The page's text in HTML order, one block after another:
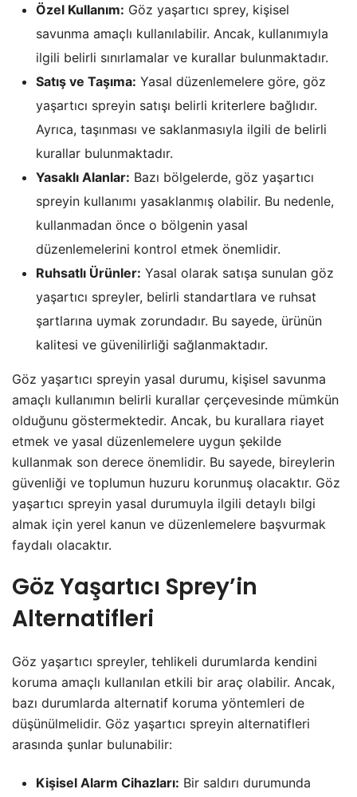
Özel Kullanım: Göz yaşartıcı sprey, kişisel
savunma amaçlı kullanılabilir. Ancak, kullanımıyla
ilgili belirli sınırlamalar ve kurallar bulunmaktadır.
Satış ve Taşıma: Yasal düzenlemelere göre, göz
yaşartıcı spreyin satışı belirli kriterlere bağlıdır.
Ayrıca, taşınması ve saklanmasıyla ilgili de belirli
kurallar bulunmaktadır.
Yasaklı Alanlar: Bazı bölgelerde, göz yaşartıcı
spreyin kullanımı yasaklanmış olabilir. Bu nedenle,
kullanmadan önce o bölgenin yasal
düzenlemelerini kontrol etmek önemlidir.
Ruhsatlı Ürünler: Yasal olarak satışa sunulan göz
yaşartıcı spreyler, belirli standartlara ve ruhsat
şartlarına uymak zorundadır. Bu sayede, ürünün
kalitesi ve güvenilirliği sağlanmaktadır.
Göz yaşartıcı spreyin yasal durumu, kişisel savunma
amaçlı kullanımın belirli kurallar çerçevesinde mümkün
olduğunu göstermektedir. Ancak, bu kurallara riayet
etmek ve yasal düzenlemelere uygun şekilde
kullanmak son derece önemlidir. Bu sayede, bireylerin
güvenliği ve toplumun huzuru korunmuş olacaktır. Göz
yaşartıcı spreyin yasal durumuyla ilgili detaylı bilgi
almak için yerel kanun ve düzenlemelere başvurmak
faydalı olacaktır.
Göz Yaşartıcı Sprey’in
Alternatifleri
Göz yaşartıcı spreyler, tehlikeli durumlarda kendini
koruma amaçlı kullanılan etkili bir araç olabilir. Ancak,
bazı durumlarda alternatif koruma yöntemleri de
düşünülmelidir. Göz yaşartıcı spreyin alternatifleri
arasında şunlar bulunabilir:
Kişisel Alarm Cihazları: Bir saldırı durumunda